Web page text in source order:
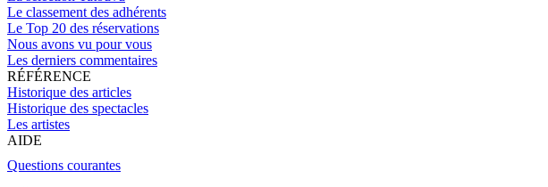
Le classement des adhérents
Le Top 20 des réservations
Nous avons vu pour vous
Les derniers commentaires
RÉFÉRENCE
Historique des articles
Historique des spectacles
Les artistes
AIDE
Questions courantes